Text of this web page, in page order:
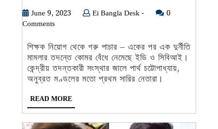
তথ্যেই
একের
পর
এক
তৃণমূল
না
June 9, 2023June
Ei Bangla Desk -Ei
-
0
Comments
শিক্ষক নিয়োগ থেকে গরু পাচার – একের পর এক দুর্নীতি
মামলার তদন্তে কোমর বেঁধে নেমেছে ইডি ও সিবিআই।
কেন্দ্রীয় তদন্তকারী সংস্থার জালে পার্থ চট্টোপাধ্যায়,
অনুব্রত মণ্ডলের মতো প্রথম সারির নেতারা।
READ MOREREAD
MORE